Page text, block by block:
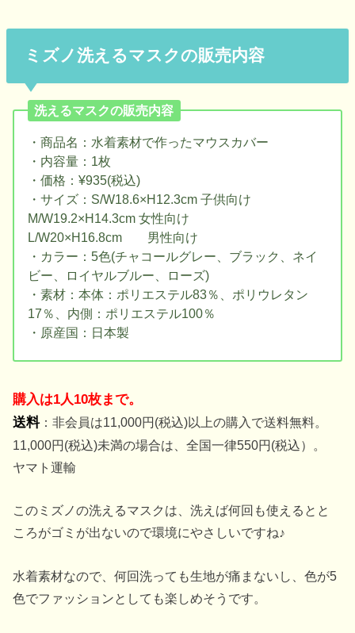
ミズノ洗えるマスクの販売内容
洗えるマスクの販売内容
・商品名：水着素材で作ったマウスカバー
・内容量：1枚
・価格：¥935(税込)
・サイズ：S/W18.6×H12.3cm 子供向け
M/W19.2×H14.3cm 女性向け
L/W20×H16.8cm 男性向け
・カラー：5色(チャコールグレー、ブラック、ネイ
ビー、ロイヤルブルー、ローズ)
・素材：本体：ポリエステル83％、ポリウレタン
17％、内側：ポリエステル100％
・原産国：日本製
購入は1人10枚まで。
送料：非会員は11,000円(税込)以上の購入で送料無料。
11,000円(税込)未満の場合は、全国一律550円(税込）。
ヤマト運輸
このミズノの洗えるマスクは、洗えば何回も使えるとと
ころがゴミが出ないので環境にやさしいですね♪
水着素材なので、何回洗っても生地が痛まないし、色が5
色でファッションとしても楽しめそうです。